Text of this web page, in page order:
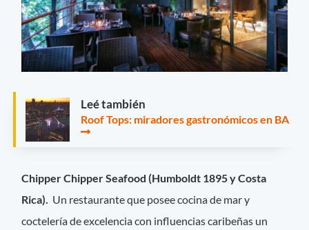
Leé también
Roof Tops: miradores gastronómicos en BA
Chipper Chipper Seafood (Humboldt 1895 y Costa
Rica). Un restaurante que posee cocina de mar y
coctelería de excelencia con influencias caribeñas un